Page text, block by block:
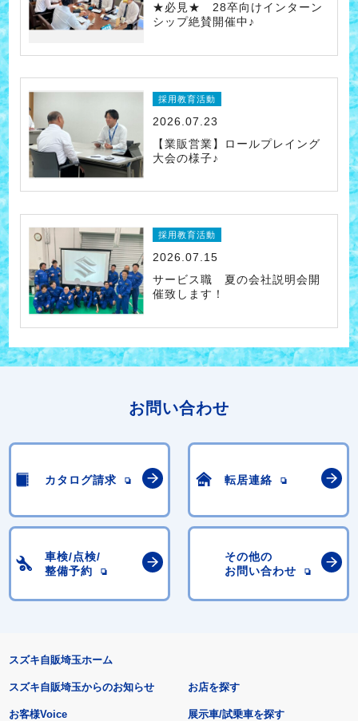
★必見★ 28卒向けインターン
シップ絶賛開催中♪
採用教育活動
2026.07.23
【業販営業】ロールプレイング
大会の様子♪
採用教育活動
2026.07.15
サービス職 夏の会社説明会開
催致します！
お問い合わせ
カタログ請求 転居連絡
車検/点検/
整備予約
その他の
お問い合わせ
スズキ自販埼玉ホーム
スズキ自販埼玉からのお知らせ
お客様Voice
お店を探す
展示車/試乗車を探す